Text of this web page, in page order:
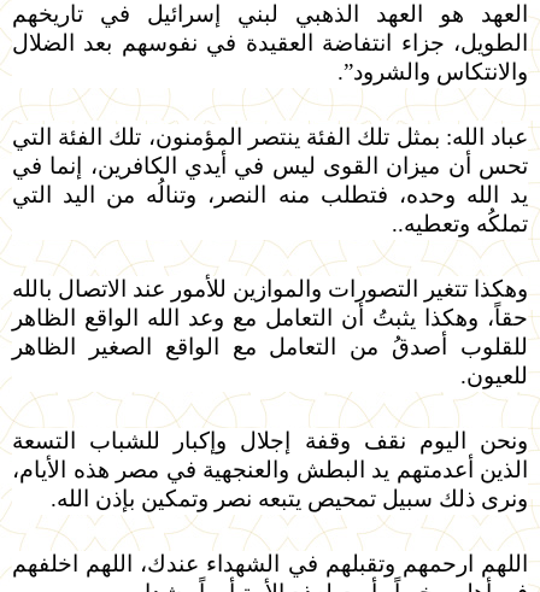
العهد هو العهد الذهبي لبني إسرائيل في تاريخهم
الطويل، جزاء انتفاضة العقيدة في نفوسهم بعد الضلال
والانتكاس والشرود”.
عباد الله: بمثل تلك الفئة ينتصر المؤمنون، تلك الفئة التي
تحس أن ميزان القوى ليس في أيدي الكافرين، إنما في
يد الله وحده، فتطلب منه النصر، وتنالُه من اليد التي
تملكُه وتعطيه..
وهكذا تتغير التصورات والموازين للأمور عند الاتصال بالله
حقاً، وهكذا يثبتُ أن التعامل مع وعد الله الواقع الظاهر
للقلوب أصدقُ من التعامل مع الواقع الصغير الظاهر
للعيون.
ونحن اليوم نقف وقفة إجلال وإكبار للشباب التسعة
الذين أعدمتهم يد البطش والعنجهية في مصر هذه الأيام،
ونرى ذلك سبيل تمحيص يتبعه نصر وتمكين بإذن الله.
اللهم ارحمهم وتقبلهم في الشهداء عندك، اللهم اخلفهم